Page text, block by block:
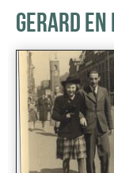
GERARD